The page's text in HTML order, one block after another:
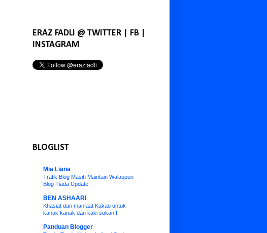
ERAZ FADLI @ TWITTER | FB |
INSTAGRAM
BLOGLIST
Mia Liana
Trafik Blog Masih Maintain Walaupun
Blog Tiada Update
BEN ASHAARI
Khasiat dan manfaat Kakao untuk
kanak kanak dan kaki sukan !
Panduan Blogger